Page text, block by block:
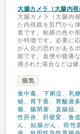
大腸カメラ（大腸内視
大腸カメラ（大腸内
た内視鏡を肛門から
査です。粘膜の色や
が特徴です。必要に
がん化の恐れがある
能です。血便や腹痛
摘された場合などは健
病気
食中毒、 下痢症、乳
秘、 胃下垂、 胃酸過
瘍、 腸閉塞、 直腸脱、
性肝炎 、 肝硬変、 食
ん 、 結腸がん 、癌性